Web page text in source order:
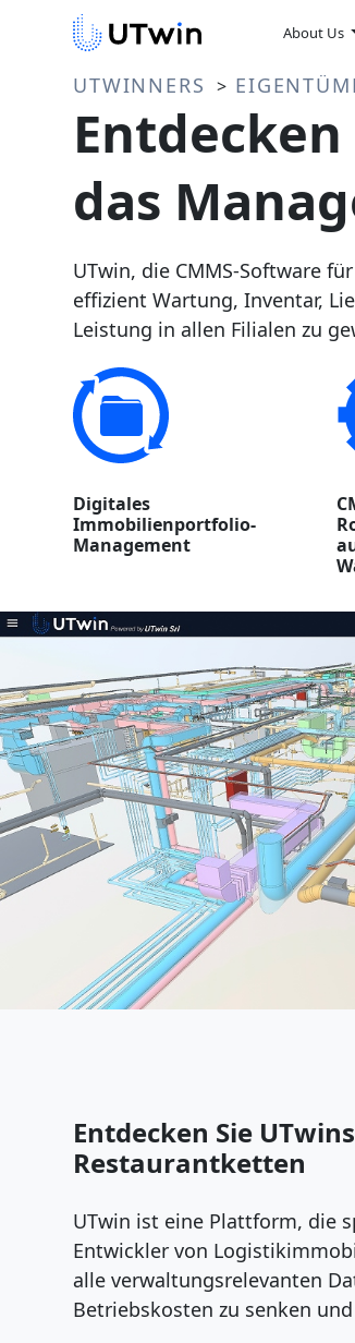
About Us
UTWINNERS >
das
UTwin, die CMMS-Software
effizient Wartung, Inventar,
Leistung in allen Filialen zu
Digitales
Immobilienportfolio-
Management
Entdecken Sie
Restaurantketten
UTwin ist eine Plattform, die
Entwickler von
alle verwaltungsrelevanten
Betriebskosten zu senken